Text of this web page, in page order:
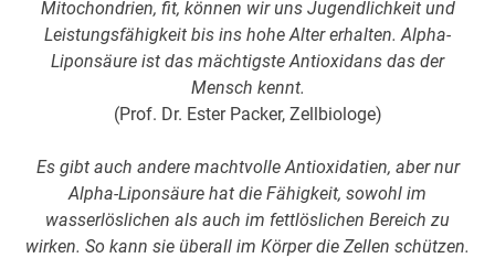
Mitochondrien, fit, können wir uns Jugendlichkeit und
Leistungsfähigkeit bis ins hohe Alter erhalten. Alpha-
Liponsäure ist das mächtigste Antioxidans das der
Mensch kennt.
(Prof. Dr. Ester Packer, Zellbiologe)
Es gibt auch andere machtvolle Antioxidatien, aber nur
Alpha-Liponsäure hat die Fähigkeit, sowohl im
wasserlöslichen als auch im fettlöslichen Bereich zu
wirken. So kann sie überall im Körper die Zellen schützen.